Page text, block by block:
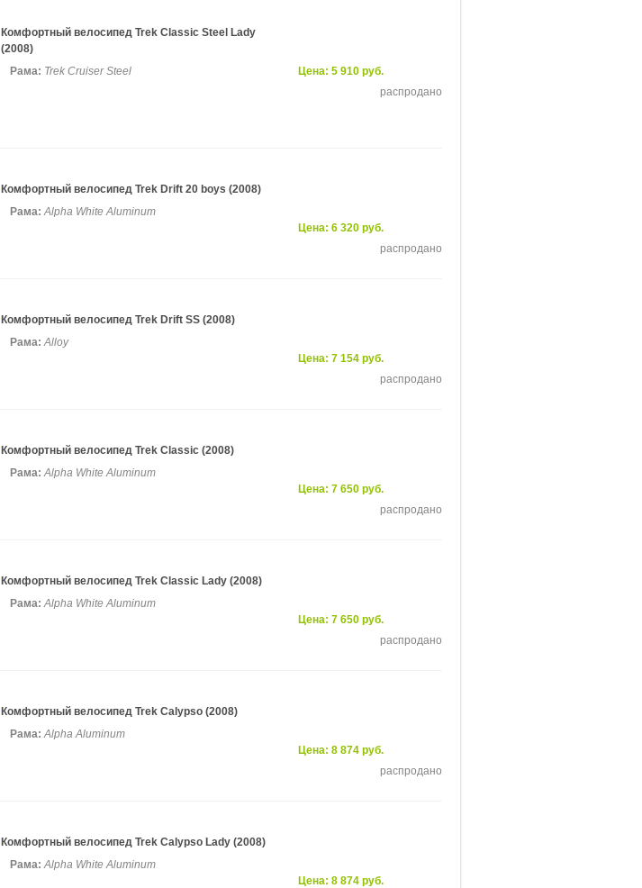
Комфортный велосипед Trek Classic Steel Lady
(2008)
Рама: Trek Cruiser Steel
Цена: 5 910 руб.
распродано
Комфортный велосипед Trek Drift 20 boys (2008)
Рама:Alpha White Aluminum
Цена: 6 320 руб.
распродано
Комфортный велосипед Trek Drift SS (2008)
Рама:Alloy
Цена: 7 154 руб.
распродано
Комфортный велосипед Trek Classic (2008)
Рама:Alpha White Aluminum
Цена: 7 650 руб.
распродано
Комфортный велосипед Trek Classic Lady (2008)
Рама:Alpha White Aluminum
Цена: 7 650 руб.
распродано
Комфортный велосипед Trek Calypso (2008)
Рама:Alpha Aluminum
Цена: 8 874 руб.
распродано
Комфортный велосипед Trek Calypso Lady (2008)
Рама:Alpha White Aluminum
Цена: 8 874 руб.